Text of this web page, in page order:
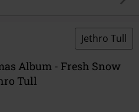
Jethro Tull
Album - Fresh Snow
Tull